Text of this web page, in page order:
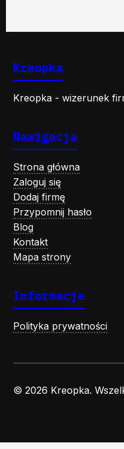
Kreopka
Kreopka - wizerunek
Nawigacja
Strona główna
Zaloguj się
Dodaj firmę
Przypomnij hasło
Blog
Kontakt
Mapa strony
Informacje
Polityka prywatności
© 2026 Kreopka.